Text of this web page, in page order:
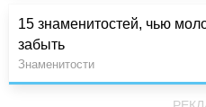
15 знаменитостей, чью
забыть
Знаменитости